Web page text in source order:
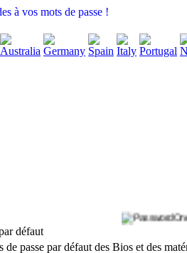
défaut
de passe par défaut des Bios et des